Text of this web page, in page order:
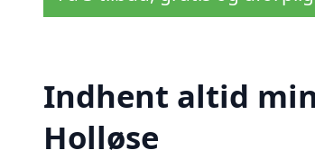
Indhent altid
Holløse